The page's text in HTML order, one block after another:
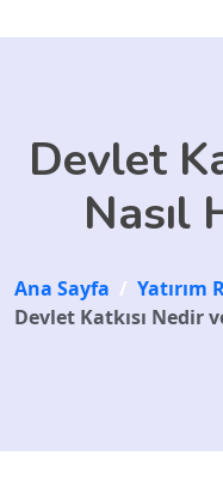
Devlet
Nasıl
Ana Sayfa / Yatırım
Devlet Katkısı Nedir